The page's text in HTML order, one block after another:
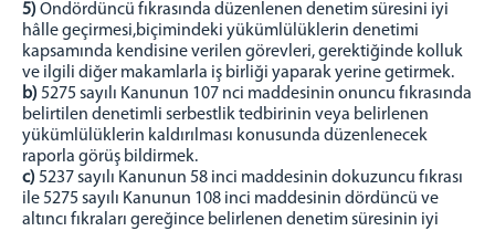
5)Ondördüncü fıkrasında düzenlenen denetim süresini iyi
hâlle geçirmesi,biçimindeki yükümlülüklerin denetimi
kapsamında kendisine verilen görevleri, gerektiğinde kolluk
ve ilgili diğer makamlarla iş birliği yaparak yerine getirmek.
b)5275 sayılı Kanunun 107 nci maddesinin onuncu fıkrasında
belirtilen denetimli serbestlik tedbirinin veya belirlenen
yükümlülüklerin kaldırılması konusunda düzenlenecek
raporla görüş bildirmek.
c)5237 sayılı Kanunun 58 inci maddesinin dokuzuncu fıkrası
ile 5275 sayılı Kanunun 108 inci maddesinin dördüncü ve
altıncı fıkraları gereğince belirlenen denetim süresinin iyi